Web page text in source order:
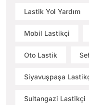
Lastik Yol Yardım
Mobil Lastikçi
Oto Lastik
Siyavuşpaşa
Sultangazi Lastikçi